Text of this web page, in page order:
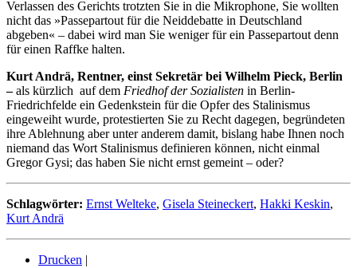
Verlassen des Gerichts trotzten Sie in die Mikrophone, Sie wollten
nicht das »Passepartout für die Neiddebatte in Deutschland
abgeben« – dabei wird man Sie weniger für ein Passepartout denn
für einen Raffke halten.
Kurt Andrä, Rentner, einst Sekretär bei Wilhelm Pieck, Berlin
–als kürzlich auf dem Friedhof der Sozialisten in Berlin-
Friedrichfelde ein Gedenkstein für die Opfer des Stalinismus
eingeweiht wurde, protestierten Sie zu Recht dagegen, begründeten
ihre Ablehnung aber unter anderem damit, bislang habe Ihnen noch
niemand das Wort Stalinismus definieren können, nicht einmal
Gregor Gysi; das haben Sie nicht ernst gemeint – oder?
Schlagwörter: Ernst Welteke, Gisela Steineckert, Hakki Keskin,
Kurt Andrä
Drucken |